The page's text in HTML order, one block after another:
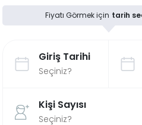
Fiyatı Görmek için tarih
Giriş Tarihi
Seçiniz?
Kişi Sayısı
Seçiniz?